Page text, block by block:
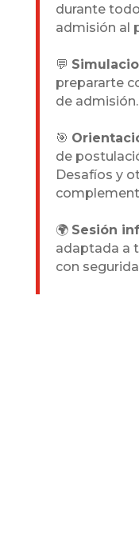
durante
admisión al
💬
prepararte
de admisión.
🎯
de
Desafíos y
🌍 Sesión
adaptada a
con